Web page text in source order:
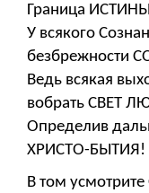
Граница
У всякого
безбрежности
Ведь всякая
вобрать СВЕТ
Определив
ХРИСТО-БЫТИЯ!
В том